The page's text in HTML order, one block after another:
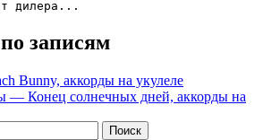
записям
Bunny, аккорды на укулеле
— Конец солнечных дней, аккорды на